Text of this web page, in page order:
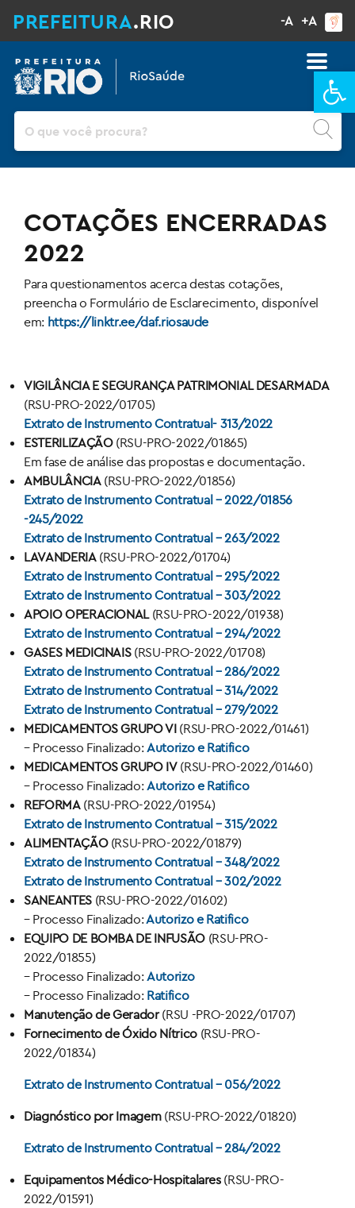
PREFEITURA.RIO -A +A
COTAÇÕES ENCERRADAS
2022
Para questionamentos acerca destas cotações,
preencha o Formulário de Esclarecimento, disponível
em: https://linktr.ee/daf.riosaude
VIGILÂNCIA E SEGURANÇA PATRIMONIAL DESARMADA
(RSU-PRO-2022/01705)
Extrato de Instrumento Contratual- 313/2022
ESTERILIZAÇÃO(RSU-PRO-2022/01865)
Em fase de análise das propostas e documentação.
AMBULÂNCIA(RSU-PRO-2022/01856)
Extrato de Instrumento Contratual – 2022/01856
-245/2022
Extrato de Instrumento Contratual – 263/2022
LAVANDERIA(RSU-PRO-2022/01704)
Extrato de Instrumento Contratual – 295/2022
Extrato de Instrumento Contratual – 303/2022
APOIO OPERACIONAL(RSU-PRO-2022/01938)
Extrato de Instrumento Contratual – 294/2022
GASES MEDICINAIS(RSU-PRO-2022/01708)
Extrato de Instrumento Contratual – 286/2022
Extrato de Instrumento Contratual – 314/2022
Extrato de Instrumento Contratual – 279/2022
MEDICAMENTOS GRUPO VI(RSU-PRO-2022/01461)
– Processo Finalizado:Autorizo e Ratifico
MEDICAMENTOS GRUPO IV(RSU-PRO-2022/01460)
– Processo Finalizado:Autorizo e Ratifico
REFORMA(RSU-PRO-2022/01954)
Extrato de Instrumento Contratual – 315/2022
ALIMENTAÇÃO(RSU-PRO-2022/01879)
Extrato de Instrumento Contratual – 348/2022
Extrato de Instrumento Contratual – 302/2022
SANEANTES(RSU-PRO-2022/01602)
– Processo Finalizado:Autorizo e Ratifico
EQUIPO DE BOMBA DE INFUSÃO(RSU-PRO-
2022/01855)
– Processo Finalizado:Autorizo
– Processo Finalizado: Ratifico
Manutenção de Gerador(RSU -PRO-2022/01707)
Fornecimento de Óxido Nítrico(RSU-PRO-
2022/01834)
Extrato de Instrumento Contratual – 056/2022
Diagnóstico por Imagem(RSU-PRO-2022/01820)
Extrato de Instrumento Contratual – 284/2022
Equipamentos Médico-Hospitalares(RSU-PRO-
2022/01591)